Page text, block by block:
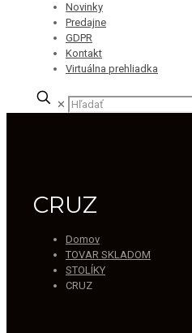
Novinky
Predajne
GDPR
Kontakt
Virtuálna prehliadka
✕
CRUZ
Domov
TOVAR SKLADOM
STOLÍKY
CRUZ